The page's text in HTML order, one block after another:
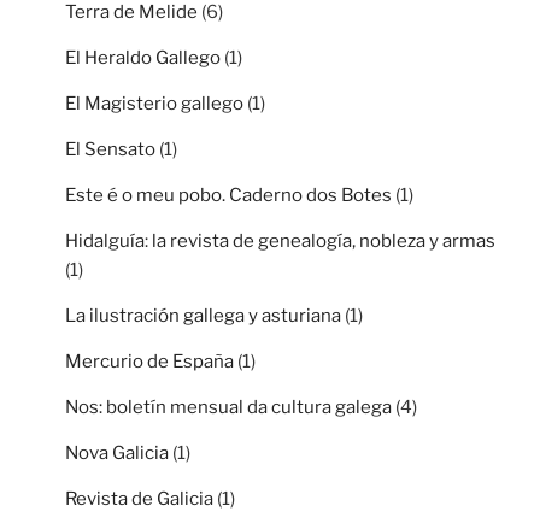
Terra de Melide (6)
El Heraldo Gallego (1)
El Magisterio gallego (1)
El Sensato (1)
Este é o meu pobo. Caderno dos Botes (1)
Hidalguía: la revista de genealogía, nobleza y armas
(1)
La ilustración gallega y asturiana (1)
Mercurio de España (1)
Nos: boletín mensual da cultura galega (4)
Nova Galicia (1)
Revista de Galicia (1)